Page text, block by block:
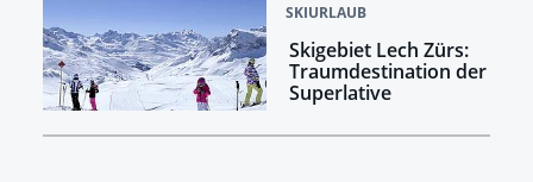
SKIURLAUB
Skigebiet Lech Zürs:
Traumdestination der
Superlative